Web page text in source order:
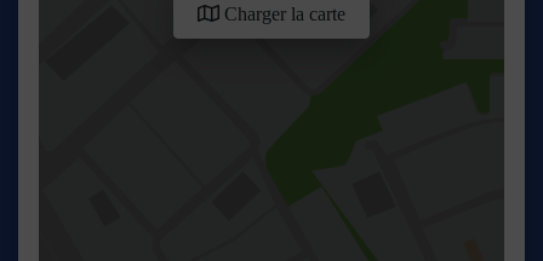
Charger la carte